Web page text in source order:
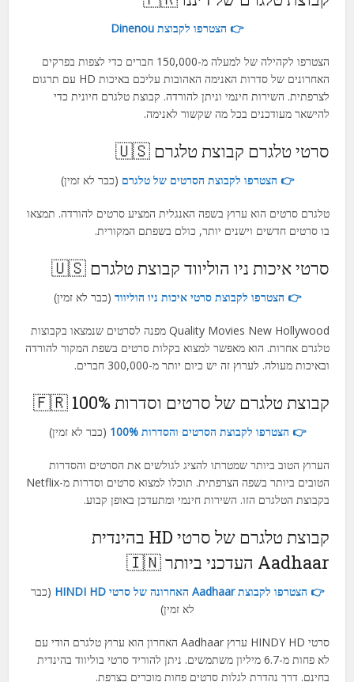
👉 הצטרפו לקבוצת Dinenou
הצטרפו לקהילה של למעלה מ-150,000 חברים כדי לצפות בפרקים
האחרונים של סדרות האנימה האהובות עליכם באיכות HD עם תרגום
לצרפתית. השירות חינמי וניתן להורדה. קבוצת טלגרם חיונית כדי
להישאר מעודכנים בכל מה שקשור לאנימה.
סרטי טלגרם קבוצת טלגרם 🇺🇸
👉 הצטרפו לקבוצת הסרטים של טלגרם (כבר לא זמין)
טלגרם סרטים הוא ערוץ בשפה האנגלית המציע סרטים להורדה. תמצאו
בו סרטים חדשים וישנים יותר, כולם בשפתם המקורית.
סרטי איכות ניו הוליווד קבוצת טלגרם 🇺🇸
👉 הצטרפו לקבוצת סרטי איכות ניו הוליווד (כבר לא זמין)
Quality Movies New Hollywood מפנה לסרטים שנמצאו בקבוצות
טלגרם אחרות. הוא מאפשר למצוא בקלות סרטים בשפת המקור להורדה
ובאיכות מעולה. לערוץ זה יש כיום יותר מ-300,000 חברים.
קבוצת טלגרם של סרטים וסדרות 100% 🇫🇷
👉 הצטרפו לקבוצת הסרטים והסדרות 100% (כבר לא זמין)
הערוץ הטוב ביותר שמטרתו להציג לגולשים את הסרטים והסדרות
הטובים ביותר בשפה הצרפתית. תוכלו למצוא סרטים וסדרות מ-Netflix
בקבוצת הטלגרם הזו. השירות חינמי ומתעדכן באופן קבוע.
קבוצת טלגרם של סרטי HD בהינדית
Aadhaar העדכני ביותר 🇮🇳
👉 הצטרפו לקבוצת Aadhaar האחרונה של סרטי HINDI HD
(כבר
לא זמין)
סרטי HINDY HD ערוץ Aadhaar האחרון הוא ערוץ טלגרם הודי עם
לא פחות מ-6.7 מיליון משתמשים. ניתן להוריד סרטי בוליווד בהינדית
בחינם. דרך נהדרת לגלות סרטים פחות מוכרים בצרפת.